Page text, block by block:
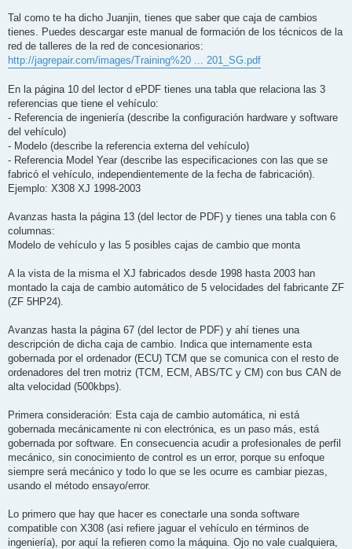
j
s
i
l
r
Tal como te ha dicho Juanjin, tienes que saber que caja de cambios
tienes. Puedes descargar este manual de formación de los técnicos de la
red de talleres de la red de concesionarios:
http://jagrepair.com/images/Training%20 ... 201_SG.pdf
En la página 10 del lector d ePDF tienes una tabla que relaciona las 3
referencias que tiene el vehículo:
- Referencia de ingeniería (describe la configuración hardware y software
del vehículo)
- Modelo (describe la referencia externa del vehículo)
- Referencia Model Year (describe las especificaciones con las que se
fabricó el vehículo, independientemente de la fecha de fabricación).
Ejemplo: X308 XJ 1998-2003
Avanzas hasta la página 13 (del lector de PDF) y tienes una tabla con 6
columnas:
Modelo de vehículo y las 5 posibles cajas de cambio que monta
A la vista de la misma el XJ fabricados desde 1998 hasta 2003 han
montado la caja de cambio automático de 5 velocidades del fabricante ZF
(ZF 5HP24).
Avanzas hasta la página 67 (del lector de PDF) y ahí tienes una
descripción de dicha caja de cambio. Indica que internamente esta
gobernada por el ordenador (ECU) TCM que se comunica con el resto de
ordenadores del tren motriz (TCM, ECM, ABS/TC y CM) con bus CAN de
alta velocidad (500kbps).
Primera consideración: Esta caja de cambio automática, ni está
gobernada mecánicamente ni con electrónica, es un paso más, está
gobernada por software. En consecuencia acudir a profesionales de perfil
mecánico, sin conocimiento de control es un error, porque su enfoque
siempre será mecánico y todo lo que se les ocurre es cambiar piezas,
usando el método ensayo/error.
Lo primero que hay que hacer es conectarle una sonda software
compatible con X308 (asi refiere jaguar el vehículo en términos de
ingeniería), por aquí la refieren como la máquina. Ojo no vale cualquiera,